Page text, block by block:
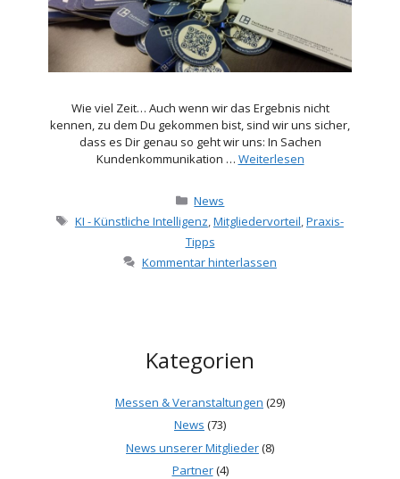
Wie viel Zeit… Auch wenn wir das Ergebnis nicht
kennen, zu dem Du gekommen bist, sind wir uns sicher,
dass es Dir genau so geht wir uns: In Sachen
Kundenkommunikation … Weiterlesen
Kategorien
News
Schlagwörter
KI - Künstliche Intelligenz Mitgliedervorteil Praxis-
Tipps
Kommentar hinterlassen
Kategorien
Messen & Veranstaltungen (29)
News (73)
News unserer Mitglieder(8)
Partner(4)